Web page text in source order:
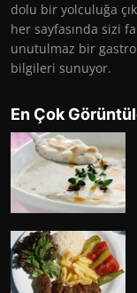
dolu bir yolculuğa
her sayfasında sizi
unutulmaz bir
bilgileri sunuyor.
En Çok